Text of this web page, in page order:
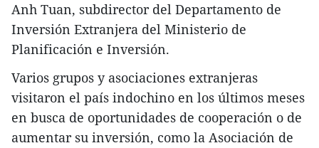
Anh Tuan, subdirector del Departamento de
Inversión Extranjera del Ministerio de
Planificación e Inversión.
Varios grupos y asociaciones extranjeras
visitaron el país indochino en los últimos meses
en busca de oportunidades de cooperación o de
aumentar su inversión, como la Asociación de